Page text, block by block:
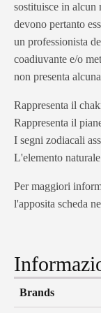
sostituisce in
devono pertanto
un professionista
coadiuvante e/o
non presenta
Rappresenta il
Rappresenta il
I segni zodiacali
L'elemento
Per maggiori
l'apposita scheda
Brands